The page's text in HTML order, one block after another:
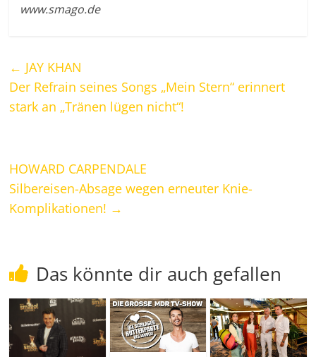
www.smago.de
← JAY KHAN
Der Refrain seines Songs „Mein Stern“ erinnert
stark an „Tränen lügen nicht“!
HOWARD CARPENDALE
Silbereisen-Absage wegen erneuter Knie-
Komplikationen! →
Das könnte dir auch gefallen